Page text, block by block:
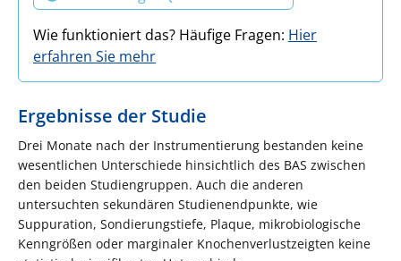
Wie funktioniert das? Häufige Fragen: Hier
erfahren Sie mehr
Ergebnisse der Studie
Drei Monate nach der Instrumentierung bestanden keine
wesentlichen Unterschiede hinsichtlich des BAS zwischen
den beiden Studiengruppen. Auch die anderen
untersuchten sekundären Studienendpunkte, wie
Suppuration, Sondierungstiefe, Plaque, mikrobiologische
Kenngrößen oder marginaler Knochenverlustzeigten keine